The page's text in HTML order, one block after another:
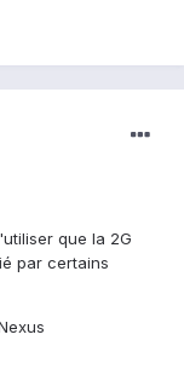
que la 2G
par certains